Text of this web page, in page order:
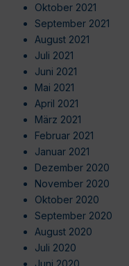
Oktober 2021
September 2021
August 2021
Juli 2021
Juni 2021
Mai 2021
April 2021
März 2021
Februar 2021
Januar 2021
Dezember 2020
November 2020
Oktober 2020
September 2020
August 2020
Juli 2020
Juni 2020